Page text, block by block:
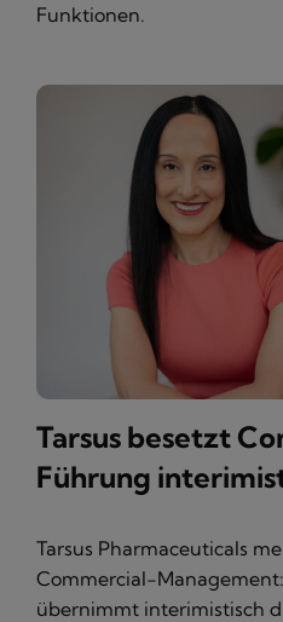
Funktionen.
Tarsus besetzt
Führung
Tarsus Pharmaceuticals
Commercial-
übernimmt interimistisch